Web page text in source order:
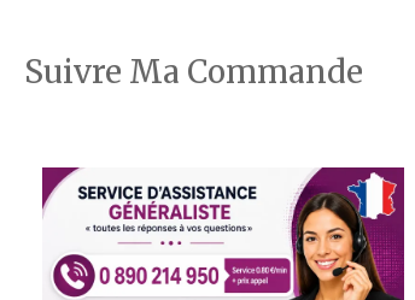
Suivre Ma Commande